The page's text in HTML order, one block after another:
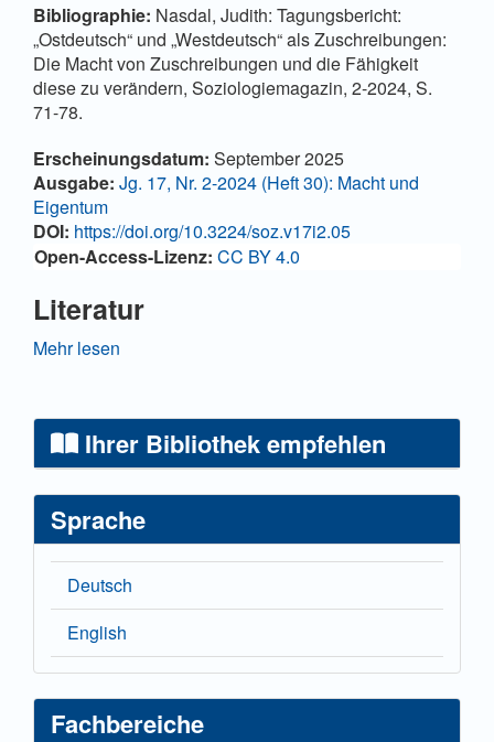
Bibliographie: Nasdal, Judith: Tagungsbericht:
„Ostdeutsch“ und „Westdeutsch“ als Zuschreibungen:
Die Macht von Zuschreibungen und die Fähigkeit
diese zu verändern, Soziologiemagazin, 2-2024, S.
71-78.
Artikel-Details
Erscheinungsdatum: September 2025
Ausgabe: Jg. 17, Nr. 2-2024 (Heft 30): Macht und
Eigentum
DOI: https://doi.org/10.3224/soz.v17i2.05
Open-Access-Lizenz: CC BY 4.0
Literatur
Behrmann, L., Gamper, M., & Haag, H. (2024):
https://doi.org/10.1515/9783839464199
Forschungsinstituts Gesellschaftlicher Zusammenhalt
Erinnerung, Gespräche [Ausstellung] im Rahmen von
Solidaritätsgeschichten.
https://www.solidaritaetsgeschichten.de/ist-die-wende-
zu-ende/
Schönherr, M. (2021): Umwelt im Osten. [Online-
Datenprojekt]. Hoferichter & Jacobs/MDR.
https://umwelt-im-osten.de/
Mehr lesen
Ihrer Bibliothek empfehlen
Sprache
Deutsch
English
Fachbereiche